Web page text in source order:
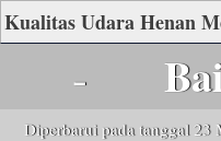
-
Diperbarui pada tanggal